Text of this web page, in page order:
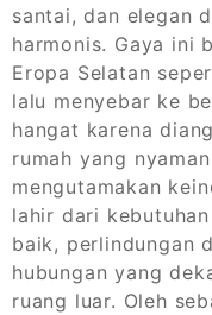
santai, dan elegan
harmonis. Gaya ini
Eropa Selatan
lalu menyebar ke
hangat karena
rumah yang
mengutamakan
lahir dari
baik, perlindungan
hubungan yang
ruang luar. Oleh